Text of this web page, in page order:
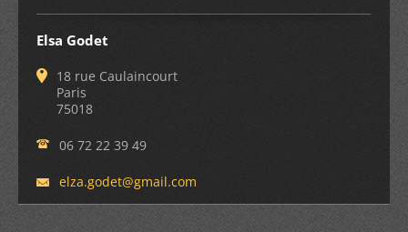
Elsa Godet
18 rue Caulaincourt
Paris
75018
06 72 22 39 49
elza.godet@gmail.com